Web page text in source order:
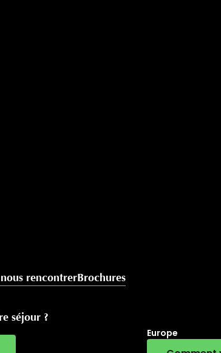
rencontrerBrochures
séjour ?
Europe